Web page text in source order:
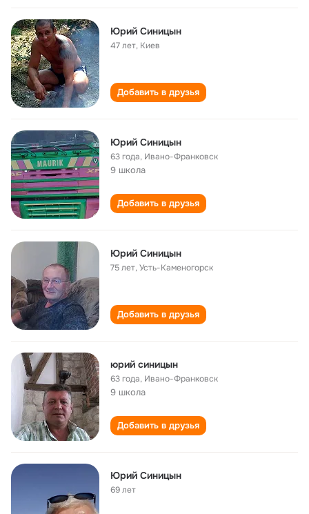
Юрий Синицын
47 лет, Киев
Добавить в друзья
Юрий Синицын
63 года, Ивано-Франковск
9 школа
Добавить в друзья
Юрий Синицын
75 лет,Усть-Каменогорск
Добавить в друзья
юрий синицын
63 года, Ивано-Франковск
9 школа
Добавить в друзья
Юрий Синицын
69 лет